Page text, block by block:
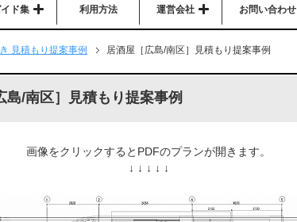
ド集 利用方法 運営会社 お問い合わせ
見積もり提案事例 居酒屋［広島/南区］見積もり提案事例
島/南区］見積もり提案事例
画像をクリックするとPDFのプランが開きます。
↓ ↓ ↓ ↓ ↓